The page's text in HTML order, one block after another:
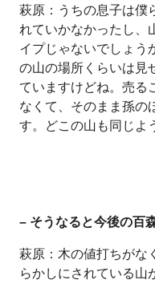
萩原：うちの息子は僕
れていかなかったし、
イプじゃないでしょう
の山の場所くらいは見
ていますけどね。売る
なくて、そのまま孫の
す。どこの山も同じよ
– そうなると今後の百
萩原：木の値打ちがな
らかしにされている山